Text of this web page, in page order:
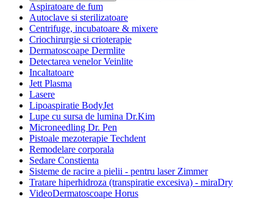
Aspiratoare de fum
Autoclave si sterilizatoare
Centrifuge, incubatoare & mixere
Criochirurgie si crioterapie
Dermatoscoape Dermlite
Detectarea venelor Veinlite
Incaltatoare
Jett Plasma
Lasere
Lipoaspiratie BodyJet
Lupe cu sursa de lumina Dr.Kim
Microneedling Dr. Pen
Pistoale mezoterapie Techdent
Remodelare corporala
Sedare Constienta
Sisteme de racire a pielii - pentru laser Zimmer
Tratare hiperhidroza (transpiratie excesiva) - miraDry
VideoDermatoscoape Horus